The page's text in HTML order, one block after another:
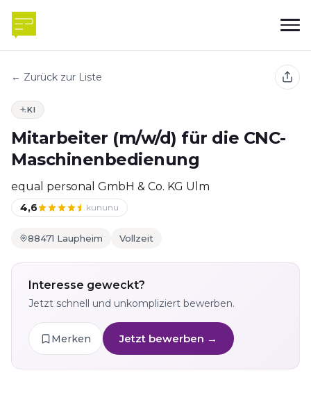
← Zurück zur Liste
KI
Mitarbeiter (m/w/d) für die CNC-
Maschinenbedienung
equal personal GmbH & Co. KG Ulm
4,6 kununu
88471 Laupheim Vollzeit
Interesse geweckt?
Jetzt schnell und unkompliziert bewerben.
Merken Jetzt bewerben →